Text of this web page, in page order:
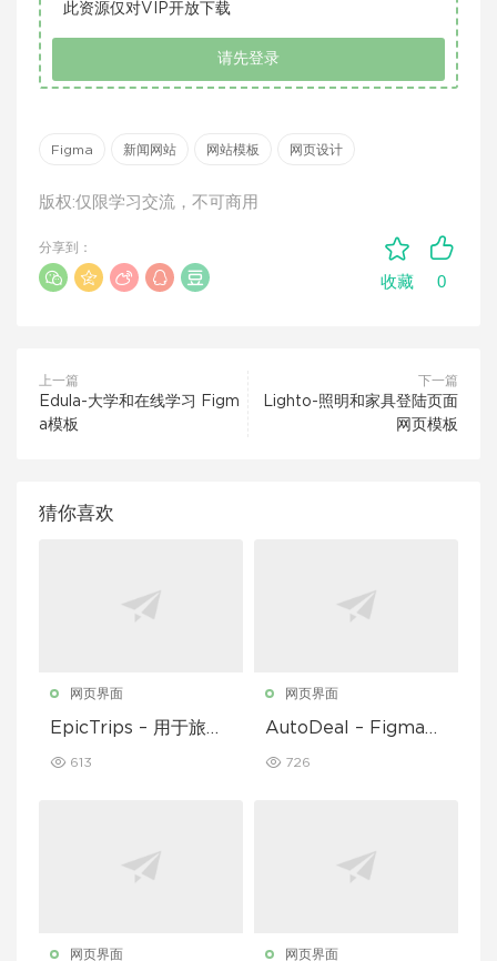
此资源仅对VIP开放下载
请先登录
Figma 新闻网站 网站模板 网页设计
版权:仅限学习交流，不可商用
收藏 0
分享到：
上一篇
Edula-大学和在线学习 Figm
a模板
下一篇
Lighto-照明和家具登陆页面
网页模板
猜你喜欢
网页界面
EpicTrips – 用于旅行
模板
613
网页界面
AutoDeal – Figma
和挂牌
726
网页界面 网页界面